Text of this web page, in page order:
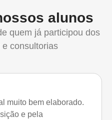
alunos
quem já participou dos
consultorias
muito bem elaborado.
e pela